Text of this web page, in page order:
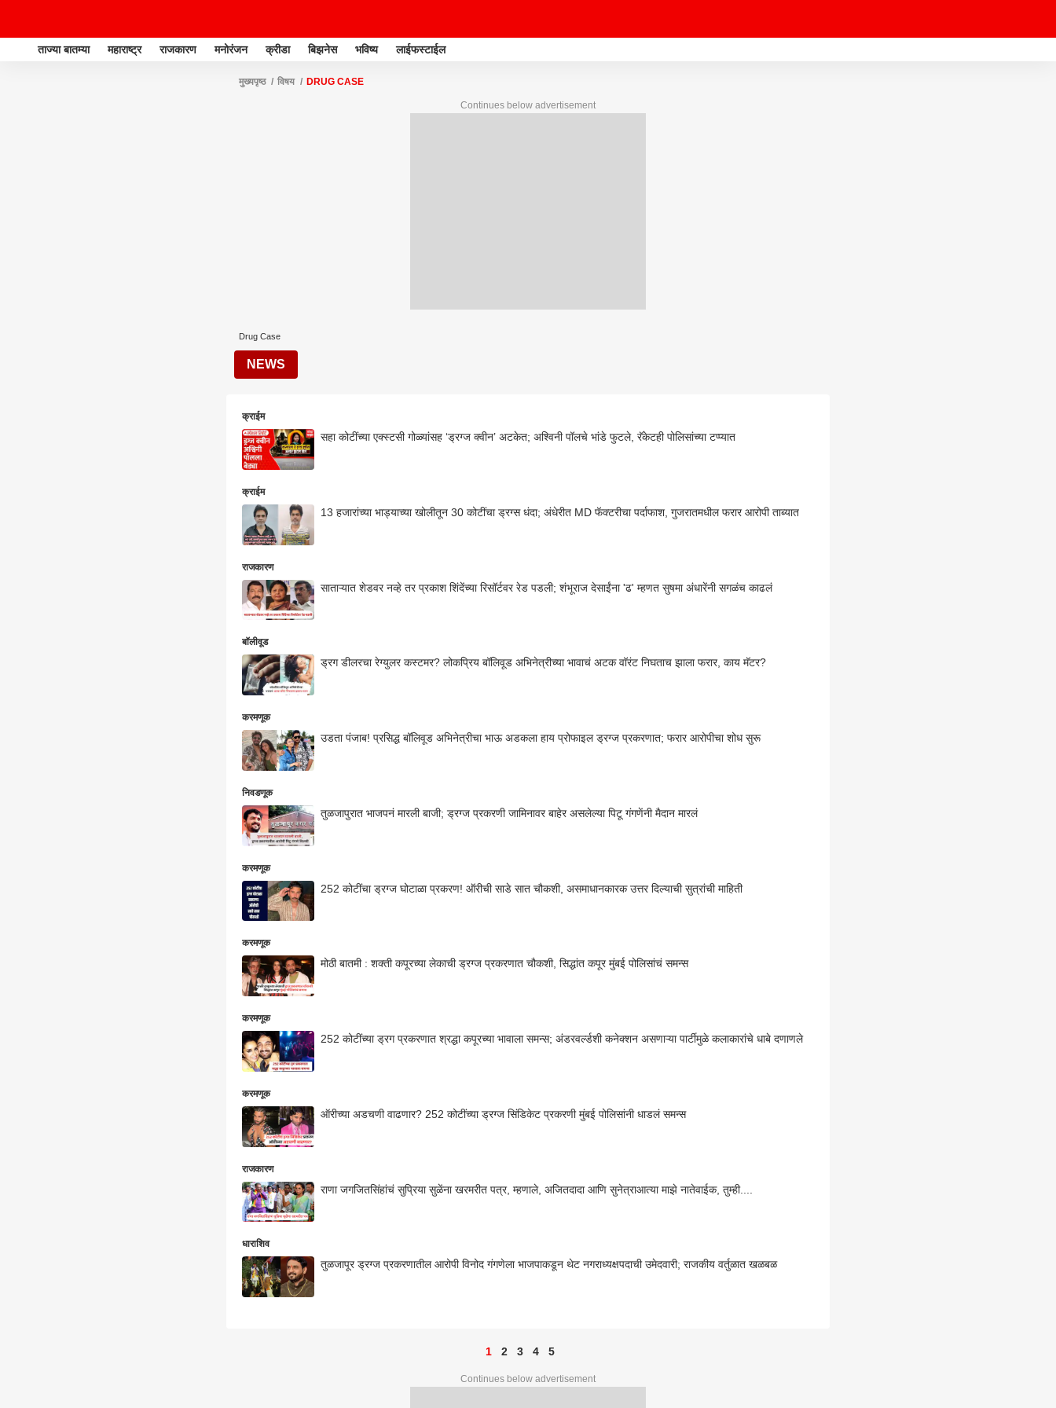
ताज्या बातम्या महाराष्ट्र राजकारण मनोरंजन क्रीडा बिझनेस भविष्य लाईफस्टाईल
मुख्यपृष्ठ विषय DRUG CASE
Continues below advertisement
Drug Case
NEWS
क्राईम
सहा कोटींच्या एक्स्टसी गोळ्यांसह ‘ड्रग्ज क्वीन’ अटकेत; अश्विनी पॉलचे भांडे फुटले, रॅकेटही पोलिसांच्या टप्प्यात
क्राईम
13 हजारांच्या भाड्याच्या खोलीतून 30 कोटींचा ड्रग्स धंदा; अंधेरीत MD फॅक्टरीचा पर्दाफाश, गुजरातमधील फरार आरोपी ताब्यात
राजकारण
साताऱ्यात शेडवर नव्हे तर प्रकाश शिंदेंच्या रिसॉर्टवर रेड पडली; शंभूराज देसाईंना 'ढ' म्हणत सुषमा अंधारेंनी सगळंच काढलं
बॉलीवूड
ड्रग डीलरचा रेग्युलर कस्टमर? लोकप्रिय बॉलिवूड अभिनेत्रीच्या भावाचं अटक वॉरंट निघताच झाला फरार, काय मॅटर?
करमणूक
उडता पंजाब! प्रसिद्ध बॉलिवूड अभिनेत्रीचा भाऊ अडकला हाय प्रोफाइल ड्रग्ज प्रकरणात; फरार आरोपीचा शोध सुरू
निवडणूक
तुळजापुरात भाजपनं मारली बाजी; ड्रग्ज प्रकरणी जामिनावर बाहेर असलेल्या पिटू गंगणेंनी मैदान मारलं
करमणूक
252 कोटींचा ड्रग्ज घोटाळा प्रकरण! ऑरीची साडे सात चौकशी, असमाधानकारक उत्तर दिल्याची सुत्रांची माहिती
करमणूक
मोठी बातमी : शक्ती कपूरच्या लेकाची ड्रग्ज प्रकरणात चौकशी, सिद्धांत कपूर मुंबई पोलिसांचं समन्स
करमणूक
252 कोटींच्या ड्रग प्रकरणात श्रद्धा कपूरच्या भावाला समन्स; अंडरवर्ल्डशी कनेक्शन असणाऱ्या पार्टीमुळे कलाकारांचे धाबे दणाणले
करमणूक
ऑरीच्या अडचणी वाढणार? 252 कोटींच्या ड्रग्ज सिंडिकेट प्रकरणी मुंबई पोलिसांनी धाडलं समन्स
राजकारण
राणा जगजितसिंहांचं सुप्रिया सुळेंना खरमरीत पत्र, म्हणाले, अजितदादा आणि सुनेत्राआत्या माझे नातेवाईक, तुम्ही....
धाराशिव
तुळजापूर ड्रग्ज प्रकरणातील आरोपी विनोद गंगणेला भाजपाकडून थेट नगराध्यक्षपदाची उमेदवारी; राजकीय वर्तुळात खळबळ
1 2 3 4 5
Continues below advertisement